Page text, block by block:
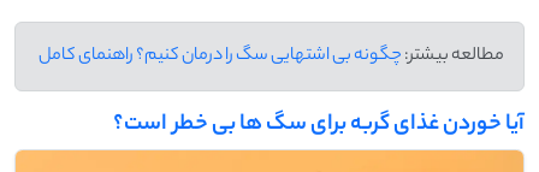
مطالعه بیشتر:چگونه بی ‌اشتهایی سگ را درمان کنیم؟ راهنمای کامل
آیا خوردن غذای گربه برای سگ ‌ها بی ‌خطر است؟